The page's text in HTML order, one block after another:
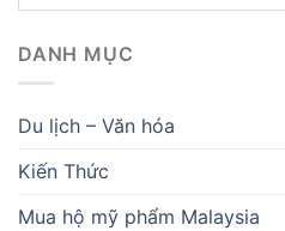
DANH MỤC
Du lịch – Văn hóa
Kiến Thức
Mua hộ mỹ phẩm Malaysia